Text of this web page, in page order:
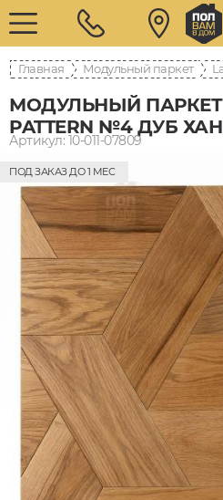
Главная Модульный паркет
МОДУЛЬНЫЙ ПАРКЕТ
PATTERN №4 ДУБ
Артикул: 10-011-07809
ПОД ЗАКАЗ ДО 1 МЕС